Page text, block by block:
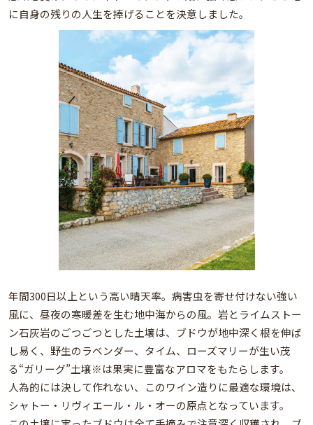
に自身の残りの人生を捧げることを決意しました。
年間300日以上という高い晴天率。病害虫を寄せ付けない強い
風に、昼夜の寒暖差を生む地中海からの風。岩とライムストー
ン石灰岩のごつごつとした土壌は、ブドウが地中深く根を伸ば
し易く、野生のラベンダー、タイム、ローズマリーが生い茂
る“ガリーグ”土壌※は果実に豊富なアロマをもたらします。
人為的には決して作れない、このワイン造りに最適な環境は、
シャトー・リヴィエール・ル・オーの原点となっています。